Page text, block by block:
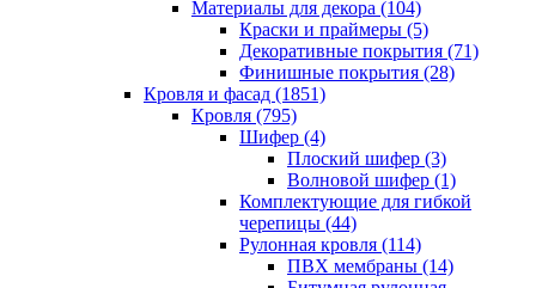
Материалы для декора (104)
Краски и праймеры (5)
Декоративные покрытия (71)
Финишные покрытия (28)
Кровля и фасад (1851)
Кровля (795)
Шифер (4)
Плоский шифер (3)
Волновой шифер (1)
Комплектующие для гибкой
черепицы (44)
Рулонная кровля (114)
ПВХ мембраны (14)